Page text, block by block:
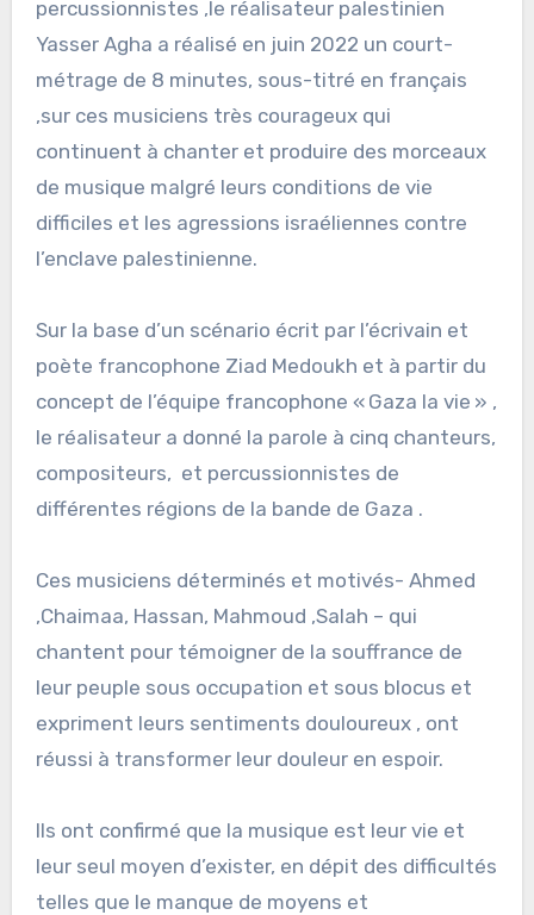
percussionnistes ,le réalisateur palestinien
Yasser Agha a réalisé en juin 2022 un court-
métrage de 8 minutes, sous-titré en français
,sur ces musiciens très courageux qui
continuent à chanter et produire des morceaux
de musique malgré leurs conditions de vie
difficiles et les agressions israéliennes contre
l’enclave palestinienne.
Sur la base d’un scénario écrit par l’écrivain et
poète francophone Ziad Medoukh et à partir du
concept de l’équipe francophone « Gaza la vie » ,
le réalisateur a donné la parole à cinq chanteurs,
compositeurs, et percussionnistes de
différentes régions de la bande de Gaza .
Ces musiciens déterminés et motivés- Ahmed
,Chaimaa, Hassan, Mahmoud ,Salah – qui
chantent pour témoigner de la souffrance de
leur peuple sous occupation et sous blocus et
expriment leurs sentiments douloureux , ont
réussi à transformer leur douleur en espoir.
Ils ont confirmé que la musique est leur vie et
leur seul moyen d’exister, en dépit des difficultés
telles que le manque de moyens et